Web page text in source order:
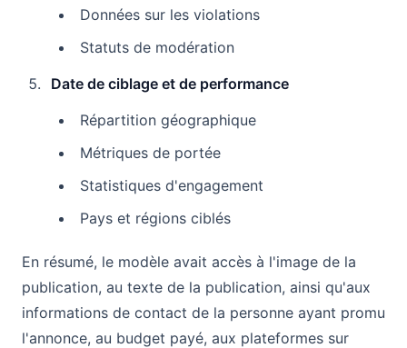
Données sur les violations
Statuts de modération
Date de ciblage et de performance
Répartition géographique
Métriques de portée
Statistiques d'engagement
Pays et régions ciblés
En résumé, le modèle avait accès à l'image de la
publication, au texte de la publication, ainsi qu'aux
informations de contact de la personne ayant promu
l'annonce, au budget payé, aux plateformes sur